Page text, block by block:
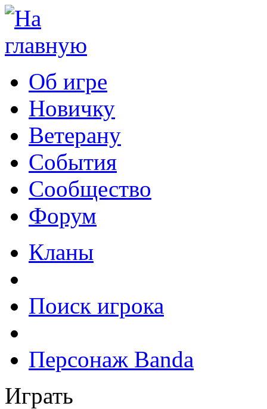
Об игре
Новичку
Ветерану
События
Сообщество
Форум
Кланы
Поиск игрока
Персонаж Banda
Играть